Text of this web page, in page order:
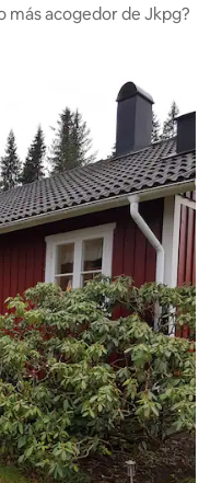
más acogedor de Jkpg?